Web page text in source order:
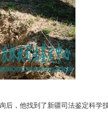
后，他找到了新疆司法鉴定科学